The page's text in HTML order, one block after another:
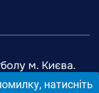
м. Києва.
натисніть